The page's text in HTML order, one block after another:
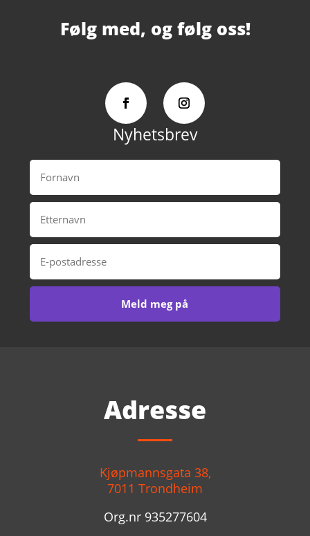
Følg med, og følg oss!
Nyhetsbrev
Adresse
Kjøpmannsgata 38,
7011 Trondheim
Org.nr 935277604